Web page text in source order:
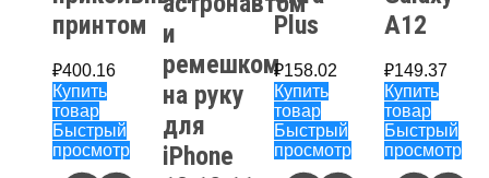
принтом
₽400.16
Купить
товар
Быстрый
просмотр
и
ремешком
на руку
для
iPhone
Plus
₽158.02
Купить
товар
Быстрый
просмотр
A12
₽149.37
Купить
товар
Быстрый
просмотр